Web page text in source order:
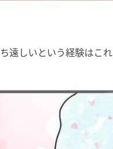
遠しいという経験はこれ